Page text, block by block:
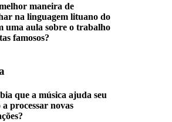
maneira de
na linguagem lituano do
uma aula sobre o trabalho
famosos?
que a música ajuda seu
processar novas